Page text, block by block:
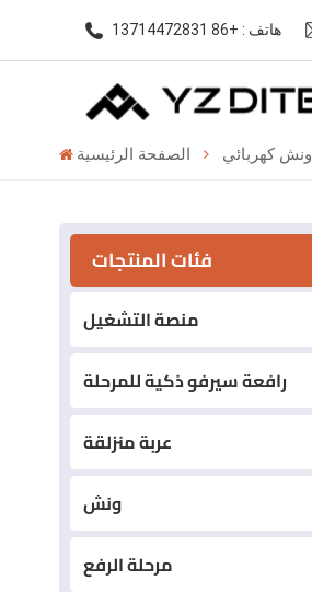
هاتف : +86 13714472831
الصفحة الرئيسية ونش كهربائي
فئات المنتجات
منصة التشغيل
رافعة سيرفو ذكية للمرحلة
عربة منزلقة
ونش
مرحلة الرفع